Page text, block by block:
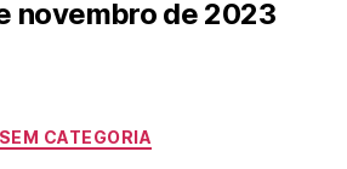
novembro de 2023
SEM CATEGORIA